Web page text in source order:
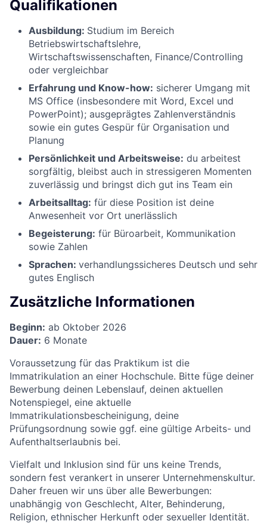
Qualifikationen
Ausbildung: Studium im Bereich
Betriebswirtschaftslehre,
Wirtschaftswissenschaften, Finance/Controlling
oder vergleichbar
Erfahrung und Know-how: sicherer Umgang mit
MS Office (insbesondere mit Word, Excel und
PowerPoint); ausgeprägtes Zahlenverständnis
sowie ein gutes Gespür für Organisation und
Planung
Persönlichkeit und Arbeitsweise: du arbeitest
sorgfältig, bleibst auch in stressigeren Momenten
zuverlässig und bringst dich gut ins Team ein
Arbeitsalltag: für diese Position ist deine
Anwesenheit vor Ort unerlässlich
Begeisterung: für Büroarbeit, Kommunikation
sowie Zahlen
Sprachen: verhandlungssicheres Deutsch und sehr
gutes Englisch
Zusätzliche Informationen
Beginn: ab Oktober 2026
Dauer: 6 Monate
Voraussetzung für das Praktikum ist die
Immatrikulation an einer Hochschule. Bitte füge deiner
Bewerbung deinen Lebenslauf, deinen aktuellen
Notenspiegel, eine aktuelle
Immatrikulationsbescheinigung, deine
Prüfungsordnung sowie ggf. eine gültige Arbeits- und
Aufenthaltserlaubnis bei.
Vielfalt und Inklusion sind für uns keine Trends,
sondern fest verankert in unserer Unternehmenskultur.
Daher freuen wir uns über alle Bewerbungen:
unabhängig von Geschlecht, Alter, Behinderung,
Religion, ethnischer Herkunft oder sexueller Identität.